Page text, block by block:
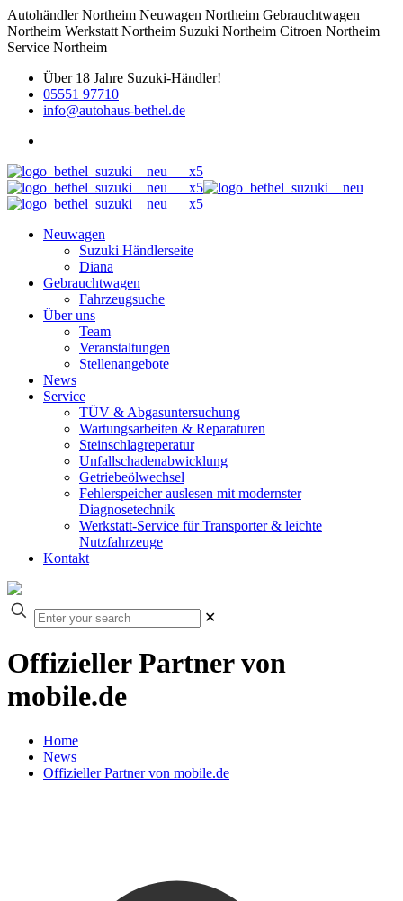
Autohändler Northeim Neuwagen Northeim Gebrauchtwagen
Northeim Werkstatt Northeim Suzuki Northeim Citroen Northeim
Service Northeim
Über 18 Jahre Suzuki-Händler!
05551 97710
info@autohaus-bethel.de
Neuwagen
Suzuki Händlerseite
Diana
Gebrauchtwagen
Fahrzeugsuche
Über uns
Team
Veranstaltungen
Stellenangebote
News
Service
TÜV & Abgasuntersuchung
Wartungsarbeiten & Reparaturen
Steinschlagreperatur
Unfallschadenabwicklung
Getriebeölwechsel
Fehlerspeicher auslesen mit modernster
Diagnosetechnik
Werkstatt-Service für Transporter & leichte
Nutzfahrzeuge
Kontakt
✕
Offizieller Partner von
mobile.de
Home
News
Offizieller Partner von mobile.de